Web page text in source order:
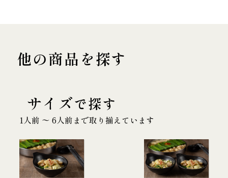
他の商品を探す
サイズで探す
1人前 〜 6人前まで取り揃えています